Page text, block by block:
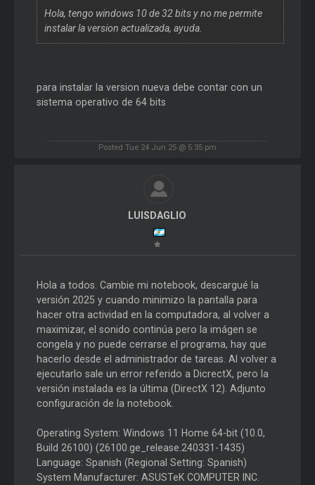
Hola, tengo windows 10 de 32 bits y no me permite
instalar la version actualizada, ayuda.
para instalar la version nueva debe contar con un
sistema operativo de 64 bits
Posted Tue 24 Jun 25 @ 5:35 pm
LUISDAGLIO
Hola a todos. Cambie mi notebook, descargué la
versión 2025 y cuando minimizo la pantalla para
hacer otra actividad en la computadora, al volver a
maximizar, el sonido continúa pero la imágen se
congela y no puede cerrarse el programa, hay que
hacerlo desde el administrador de tareas. Al volver a
ejecutarlo sale un error referido a DicrectX, pero la
versión instalada es la última (DirectX 12). Adjunto
configuración de la notebook.
Operating System: Windows 11 Home 64-bit (10.0,
Build 26100) (26100.ge_release.240331-1435)
Language: Spanish (Regional Setting: Spanish)
System Manufacturer: ASUSTeK COMPUTER INC.